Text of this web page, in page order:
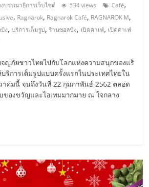
งบรรณาธิการเว็บไซต์ 534 views Café,
, Ragnarok, Ragnarok Café, RAGNAROK M,
ง,บริการเต็มรูป, ร้านซอลบิง, เปิดคาเฟ่, เปิดคาเฟ่
จญภัยชาวไทยไปกับโลกแห่งความสนุกของแร็
ริการเต็มรูปแบบครั้งแรกในประเทศไทยใน
คมนี้ จนถึงวันที่ 22 กุมภาพันธ์ 2562 ตลอด
ของขวัญและไอเทมมากมาย ณ ใจกลาง